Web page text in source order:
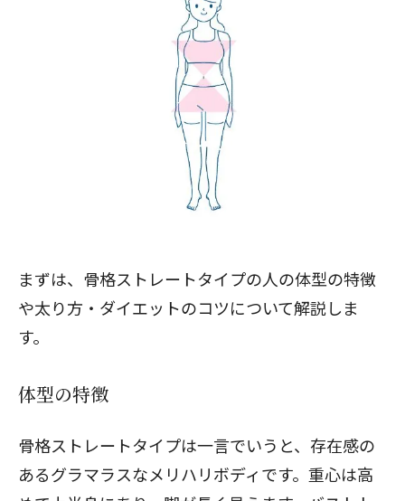
まずは、骨格ストレートタイプの人の体型の特徴
や太り方・ダイエットのコツについて解説しま
す。
体型の特徴
骨格ストレートタイプは一言でいうと、存在感の
あるグラマラスなメリハリボディです。重心は高